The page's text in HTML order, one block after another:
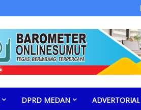
DPRD MEDAN ADVERTORIAL